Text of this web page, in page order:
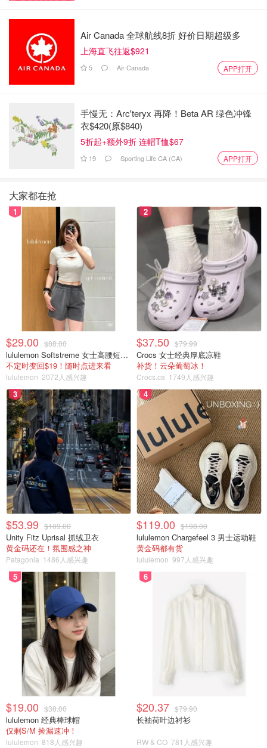
Air Canada 全球航线8折 好价日期超级多
上海直飞往返$921
5 Air Canada APP打开
手慢无：Arc'teryx 再降！Beta AR 绿色冲锋
衣$420(原$840)
5折起+额外9折 连帽T恤$67
19 Sporting Life CA (CA) APP打开
大家都在抢
1
$29.00 $88.00
lululemon Softstreme 女士高腰短裤 10cm
不定时变回$19！随时点进来看
lululemon 2072人感兴趣
2
$37.50 $79.99
Crocs 女士经典厚底凉鞋
补货！云朵葡萄冰！
Crocs.ca 1749人感兴趣
3
$53.99 $109.00
Unity Fitz Uprisal 抓绒卫衣
黄金码还在！氛围感之神
Patagonia 1486人感兴趣
4
$119.00 $198.00
lululemon Chargefeel 3 男士运动鞋
黄金码都有货
lululemon 997人感兴趣
5
$19.00 $38.00
lululemon 经典棒球帽
仅剩S/M 捡漏速冲！
lululemon 818人感兴趣
6
$20.37 $79.90
长袖荷叶边衬衫
RW & CO 781人感兴趣